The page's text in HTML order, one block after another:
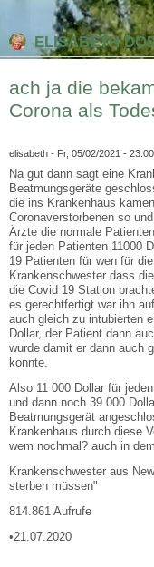
ELISABETH
ach ja die
Corona als
elisabeth - Fr, 05/02/2021 - 23:00
Na gut dann sagt eine
Beatmungsgeräte
die ins Krankenhaus
Coronaverstorbenen so
Ärzte die normale
für jeden Patienten 11000
19 Patienten für wen für
Krankenschwester dass
die Covid 19 Station
es gerechtfertigt war ihn
auch gleich zu intubierten
Dollar, der Patient dann
wurde damit er dann auch
konnte.
Also 11 000 Dollar für
und dann noch 39 000
Beatmungsgerät
Krankenhaus durch diese
wem nochmal? auch in
Krankenschwester aus
sterben müssen"
814.861 Aufrufe
•21.07.2020